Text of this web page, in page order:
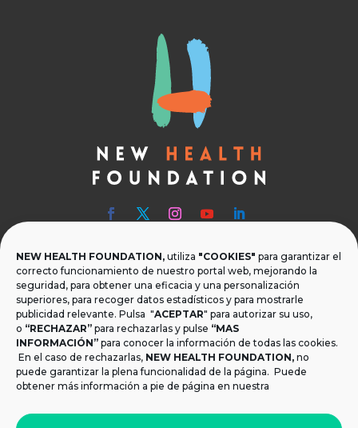
NEW HEALTH FOUNDATION, utiliza "COOKIES" para garantizar el
correcto funcionamiento de nuestro portal web, mejorando la
seguridad, para obtener una eficacia y una personalización
superiores, para recoger datos estadísticos y para mostrarle
publicidad relevante. Pulsa "ACEPTAR" para autorizar su uso,
o “RECHAZAR” para rechazarlas y pulse “MAS
INFORMACIÓN” para conocer la información de todas las cookies.
En el caso de rechazarlas, NEW HEALTH FOUNDATION, no
puede garantizar la plena funcionalidad de la página. Puede
obtener más información a pie de página en nuestra
 Teléfono
T.+34 954 219 597
 Dónde estamos
Calle Monsalves 35 Local 2. 41001, Sevilla.
España
 Email